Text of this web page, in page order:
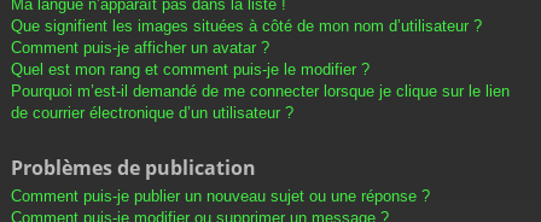
Ma langue n’apparaît pas dans la liste !
Que signifient les images situées à côté de mon nom d’utilisateur ?
Comment puis-je afficher un avatar ?
Quel est mon rang et comment puis-je le modifier ?
Pourquoi m’est-il demandé de me connecter lorsque je clique sur le lien
de courrier électronique d’un utilisateur ?
Problèmes de publication
Comment puis-je publier un nouveau sujet ou une réponse ?
Comment puis-je modifier ou supprimer un message ?